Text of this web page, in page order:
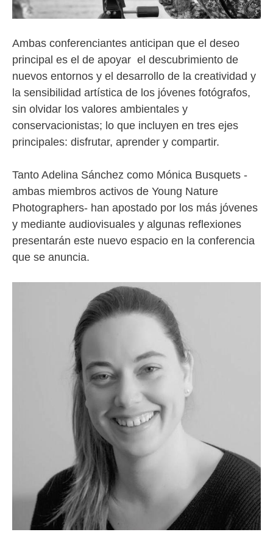
Ambas conferenciantes anticipan que el deseo
principal es el de apoyar el descubrimiento de
nuevos entornos y el desarrollo de la creatividad y
la sensibilidad artística de los jóvenes fotógrafos,
sin olvidar los valores ambientales y
conservacionistas; lo que incluyen en tres ejes
principales: disfrutar, aprender y compartir.
Tanto Adelina Sánchez como Mónica Busquets -
ambas miembros activos de Young Nature
Photographers- han apostado por los más jóvenes
y mediante audiovisuales y algunas reflexiones
presentarán este nuevo espacio en la conferencia
que se anuncia.